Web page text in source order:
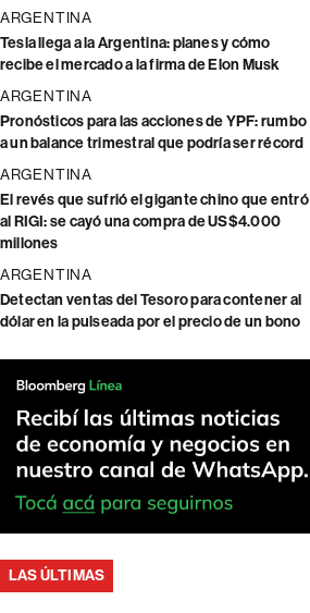
ARGENTINA
Tesla llega a la Argentina: planes y cómo
recibe el mercado a la firma de Elon Musk
ARGENTINA
Pronósticos para las acciones de YPF: rumbo
a un balance trimestral que podría ser récord
ARGENTINA
El revés que sufrió el gigante chino que entró
al RIGI: se cayó una compra de US$4.000
millones
ARGENTINA
Detectan ventas del Tesoro para contener al
dólar en la pulseada por el precio de un bono
LAS ÚLTIMAS